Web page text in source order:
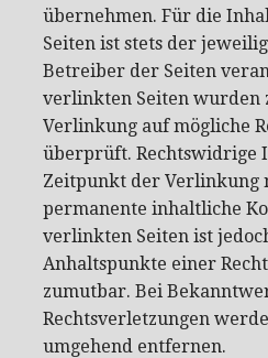
übernehmen. Für die
Seiten ist stets der
Betreiber der Seiten
verlinkten Seiten wurden
Verlinkung auf mögliche
überprüft. Rechtswidrige
Zeitpunkt der Verlinkung
permanente inhaltliche
verlinkten Seiten ist
Anhaltspunkte einer
zumutbar. Bei
Rechtsverletzungen
umgehend entfernen.